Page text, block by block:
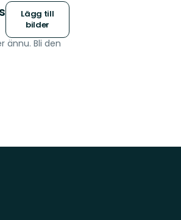
Lägg till
bilder
ännu. Bli den